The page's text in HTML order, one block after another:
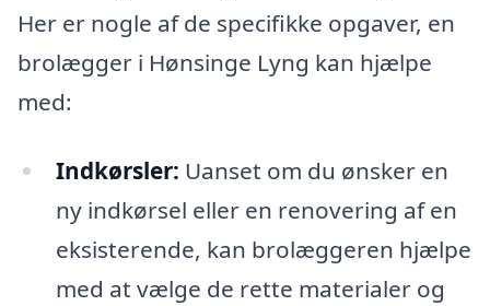
Her er nogle af de specifikke opgaver, en
brolægger i Hønsinge Lyng kan hjælpe
med:
Indkørsler: Uanset om du ønsker en
ny indkørsel eller en renovering af en
eksisterende, kan brolæggeren hjælpe
med at vælge de rette materialer og